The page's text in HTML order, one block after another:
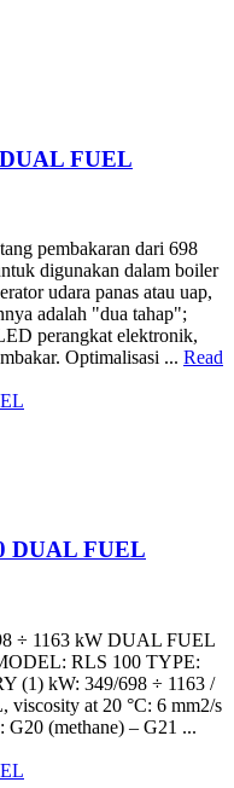
FUEL
pembakaran dari 698
digunakan dalam boiler
udara panas atau uap,
adalah "dua tahap";
perangkat elektronik,
Optimalisasi ... Read
DUAL FUEL
÷ 1163 kW DUAL FUEL
RLS 100 TYPE:
(1) kW: 349/698 ÷ 1163 /
at 20 °C: 6 mm2/s
(methane) – G21 ...